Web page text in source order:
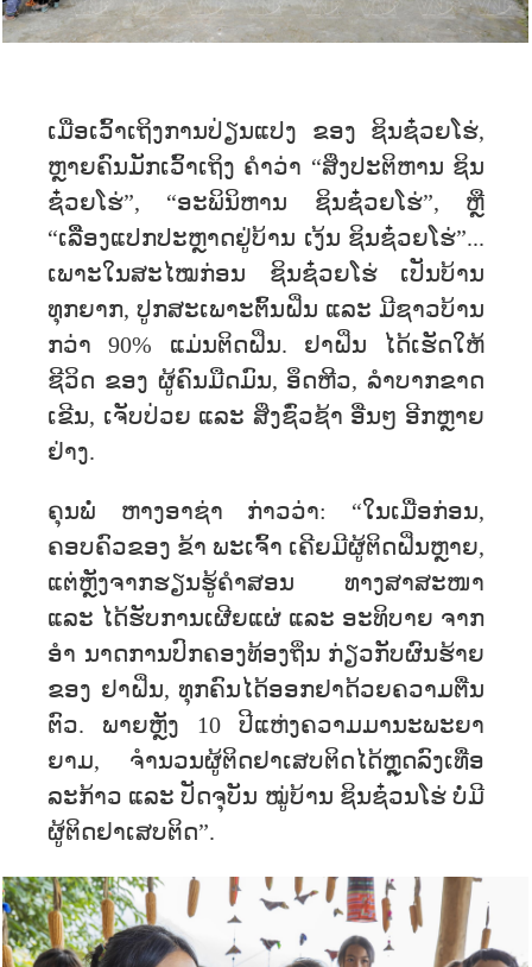
ເມື່ອ​ເວົ້າ​ເຖິງ​ການ​ປ່ຽນ​ແປງ ​ຂອງ ຊິນຊ໋ວຍໂຮ່,
ຫຼາຍ​ຄົນ​ມັກ​ເວົ້າ​ເຖິງ​ ຄໍາວ່າ “ສິ່ງປະຕິຫານ ຊິນ
ຊ໋ວຍໂຮ່”, “ອະພິນິຫານ ຊິນຊ໋ວຍໂຮ່”, ຫຼື
“ເລືື່ອງແປກປະຫຼາດ​ຢູ່​ບ້ານ ເງ້ນ ຊິນຊ໋ວຍໂຮ່”...
ເພາະ​ໃນ​ສະ​ໄໝ​ກ່ອນ ຊິນຊ໋ວຍໂຮ່ ເປັນບ້ານ
ທຸກຍາກ, ປູກສະເພາະຕົ້ນຝິ່ນ ແລະ ມີຊາວບ້ານ
ກວ່າ 90% ແມ່ນຕິດຝິ່ນ. ຢາຝິ່ນ ໄດ້ເຮັດໃຫ້
ຊີວິດ ຂອງ ຜູ້ຄົນມືດມົນ, ອຶດຫີວ, ລຳບາກຂາດ
ເຂີນ, ເຈັບປ່ວຍ ແລະ ສິ່ງຊົ່ວຊ້າ ອື່ນໆ ອີກຫຼາຍ
ຢ່າງ.
ຄຸນພໍ່ ຫາງອາຊ່າ ກ່າວວ່າ: “ໃນເມື່ອກ່ອນ,
ຄອບຄົວຂອງ ຂ້າ ພະເຈົ້າ ເຄີຍມີຜູ້ຕິດຝິ່ນຫຼາຍ,
ແຕ່ຫຼັງຈາກຮຽນຮູ້ຄໍາສອນ ທາງສາສະໜາ
ແລະ ໄດ້ຮັບການເຜີຍແຜ່ ແລະ ອະທິບາຍ ຈາກ
ອຳ ນາດການປົກຄອງທ້ອງຖິ່ນ ກ່ຽວກັບຜົນຮ້າຍ
ຂອງ ຢາຝິ່ນ, ທຸກຄົນໄດ້ອອກຢາດ້ວຍຄວາມຕື່ນ
ຕົວ. ພາຍຫຼັງ 10 ປີ​ແຫ່ງ​ຄວາມ​ມາ​ນະ​ພະ​ຍາ​
ຍາມ, ຈຳ​ນວນ​ຜູ້​ຕິດ​ຢາ​ເສບ​ຕິດ​ໄດ້​ຫຼຸດ​ລົງ​ເທື່ອ​
ລະ​ກ້າວ ແລະ ​ປັດ​ຈຸ​ບັນ​ ໝູ່​ບ້ານ ຊິນຊ໋ວນໂຮ່ ບໍ່​ມີ​
ຜູ້​ຕິດ​ຢາ​ເສບ​ຕິດ”.